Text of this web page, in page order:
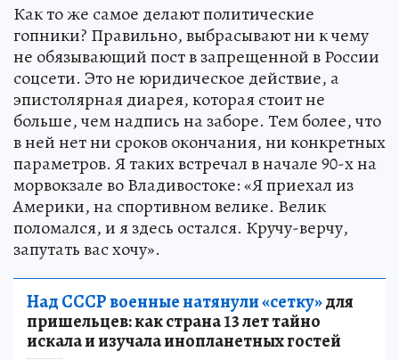
Как то же самое делают политические
гопники? Правильно, выбрасывают ни к чему
не обязывающий пост в запрещенной в России
соцсети. Это не юридическое действие, а
эпистолярная диарея, которая стоит не
больше, чем надпись на заборе. Тем более, что
в ней нет ни сроков окончания, ни конкретных
параметров. Я таких встречал в начале 90-х на
морвокзале во Владивостоке: «Я приехал из
Америки, на спортивном велике. Велик
поломался, и я здесь остался. Кручу-верчу,
запутать вас хочу».
Над СССР военные натянули «сетку»для
пришельцев: как страна 13 лет тайно
искала и изучала инопланетных гостей